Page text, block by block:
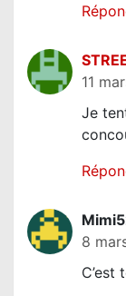
11
Je
8
C’est